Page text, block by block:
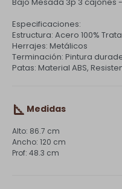
Especificaciones:
Estructura: Acero 100%
Herrajes: Metálicos
Terminación: Pintura
Patas: Material ABS,
Medidas
86.7 cm
120 cm
48.3 cm